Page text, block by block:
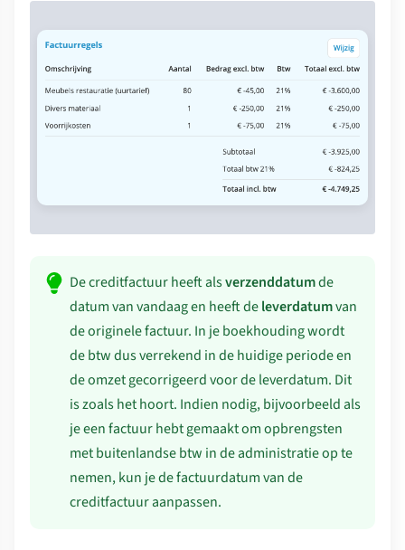
De creditfactuur heeft alsverzenddatumde
datum van vandaag en heeft deleverdatumvan
de originele factuur. In je boekhouding wordt
de btw dus verrekend in de huidige periode en
de omzet gecorrigeerd voor de leverdatum. Dit
is zoals het hoort. Indien nodig, bijvoorbeeld als
je een factuur hebt gemaakt om opbrengsten
met buitenlandse btw in de administratie op te
nemen, kun je de factuurdatum van de
creditfactuur aanpassen.